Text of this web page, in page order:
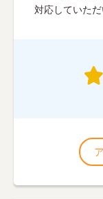
対応していただ